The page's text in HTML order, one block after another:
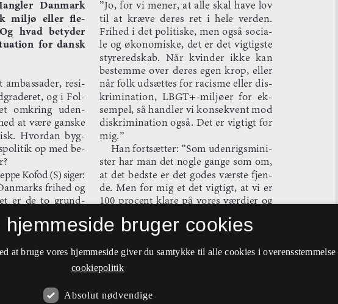
hjemmeside bruger cookies
at bruge vores hjemmeside giver du samtykke til alle cookies i
cookiepolitik
Absolut nødvendige